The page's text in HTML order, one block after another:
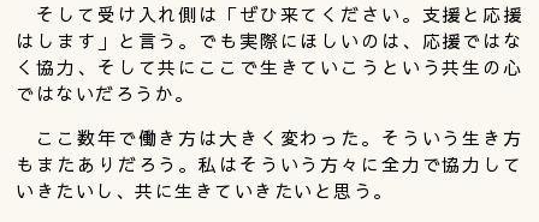
そして受け入れ側は「ぜひ来てください。支援と応援
はします」と言う。でも実際にほしいのは、応援ではな
く協力、そして共にここで生きていこうという共生の心
ではないだろうか。
ここ数年で働き方は大きく変わった。そういう生き方
もまたありだろう。私はそういう方々に全力で協力して
いきたいし、共に生きていきたいと思う。